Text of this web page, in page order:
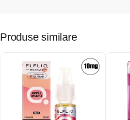
Produse similare